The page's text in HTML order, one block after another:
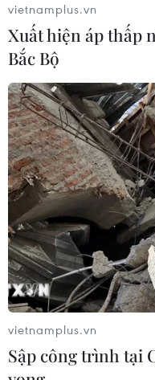
TIN CÙNG
Doanh thu Người
tại phòng vé Việt
03/08/2026 07:17
vietnamplus.vn
Xuất hiện áp thấp
Bắc Bộ
vietnamplus.vn
Sập công trình tại